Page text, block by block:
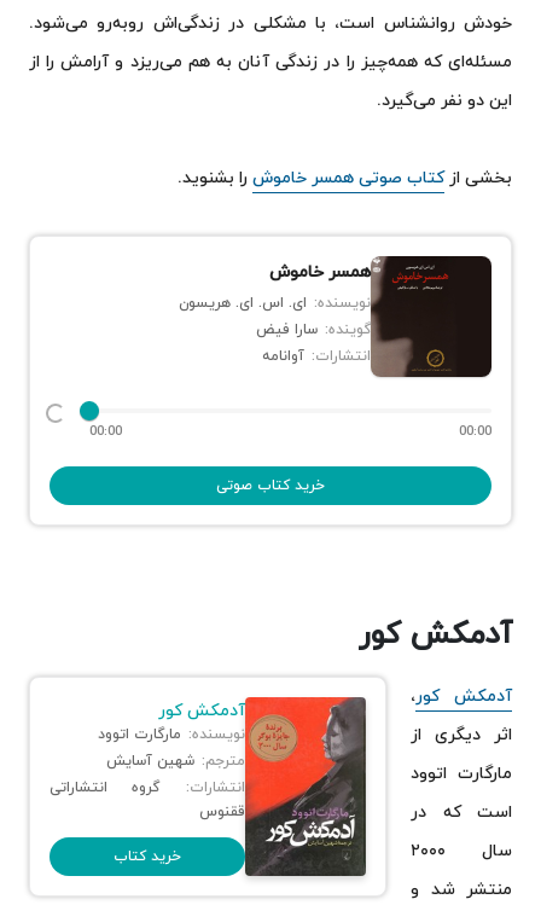
خودش روانشناس است، با مشکلی در زندگی‌اش روبه‌رو می‌شود.
مسئله‌ای که همه‌چیز را در زندگی آنان به هم می‌‌ریزد و آرامش را از
این دو نفر می‌گیرد.
بخشی ازکتاب صوتی همسر خاموش را بشنوید.
همسر خاموش
نویسنده: ای. اس. ای. هریسون
گوینده: سارا فیض
انتشارات: آوانامه
00:00 00:00
خرید کتاب صوتی
آدمکش کور
آدمکش کور
نویسنده: مارگارت اتوود
مترجم: شهین آسایش
انتشارات:
گروه انتشاراتی
ققنوس
خرید کتاب
آدمکش کور،
اثر دیگری از
مارگارت اتوود
است که در
سال ۲۰۰۰
منتشر شد و